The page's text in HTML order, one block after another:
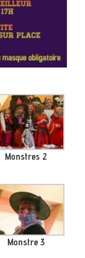
Monstres 2
Monstre 3